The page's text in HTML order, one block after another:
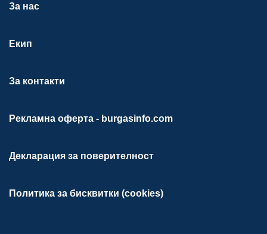
За нас
Екип
За контакти
Рекламна оферта - burgasinfo.com
Декларация за поверителност
Политика за бисквитки (cookies)